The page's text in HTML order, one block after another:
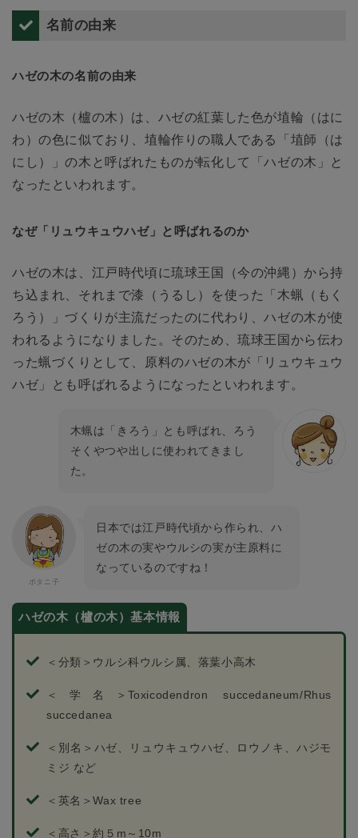
名前の由来
ハゼの木の名前の由来
ハゼの木（櫨の木）は、ハゼの紅葉した色が埴輪（はに
わ）の色に似ており、埴輪作りの職人である「埴師（は
にし）」の木と呼ばれたものが転化して「ハゼの木」と
なったといわれます。
なぜ「リュウキュウハゼ」と呼ばれるのか
ハゼの木は、江戸時代頃に琉球王国（今の沖縄）から持
ち込まれ、それまで漆（うるし）を使った「木蝋（もく
ろう）」づくりが主流だったのに代わり、ハゼの木が使
われるようになりました。そのため、琉球王国から伝わ
った蝋づくりとして、原料のハゼの木が「リュウキュウ
ハゼ」とも呼ばれるようになったといわれます。
木蝋は「きろう」とも呼ばれ、ろう
そくやつや出しに使われてきまし
た。
日本では江戸時代頃から作られ、ハ
ゼの木の実やウルシの実が主原料に
なっているのですね！
ハゼの木（櫨の木）基本情報
＜分類＞ウルシ科ウルシ属、落葉小高木
＜学名＞Toxicodendron succedaneum/Rhus
succedanea
＜別名＞ハゼ、リュウキュウハゼ、ロウノキ、ハジモ
ミジ など
＜英名＞Wax tree
＜高さ＞約５m～10m